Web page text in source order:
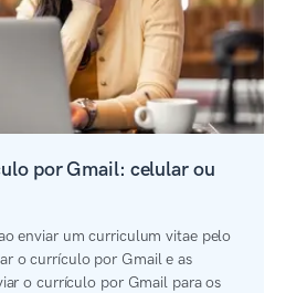
por Gmail: celular ou
enviar um curriculum vitae pelo
o currículo por Gmail e as
o currículo por Gmail para os